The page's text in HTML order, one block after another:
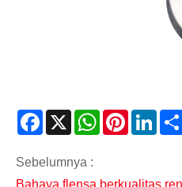
Facebook
X WhatsAppPinterest
Sebelumnya :
Bahaya flensa berkualitas